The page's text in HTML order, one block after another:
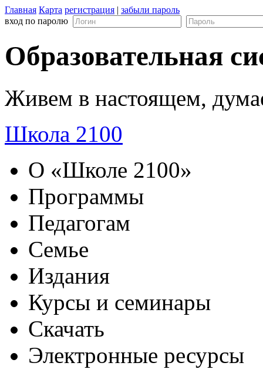
Главная Карта регистрация | забыли пароль
вход по паролю
Образовательная
Живем в настоящем,
Школа 2100
О «Школе 2100»
Программы
Педагогам
Семье
Издания
Курсы и семинары
Скачать
Электронные ресурсы